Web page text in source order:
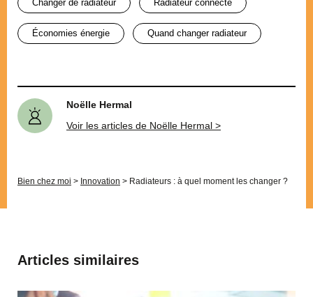
changer de radiateur radiateur connecté
économies énergie quand changer radiateur
Noëlle Hermal
Voir les articles de Noëlle Hermal >
Bien chez moi > Innovation > Radiateurs : à quel moment les changer ?
Articles similaires